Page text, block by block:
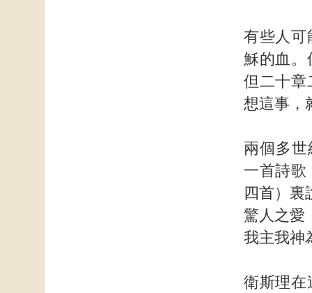
有些人可
穌的血。
但二十章
想這事，
兩個多世
一首詩歌
四首）裏
驚人之愛
我主我神
衛斯理在